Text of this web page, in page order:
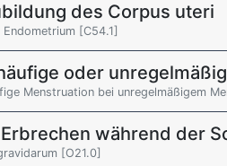
des Corpus uteri
[C54.1]
oder
Menstruation bei unregelmäßigem
während der
[O21.0]